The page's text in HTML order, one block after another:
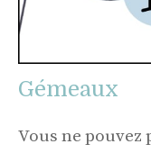
Gémeaux
Vous ne pouvez